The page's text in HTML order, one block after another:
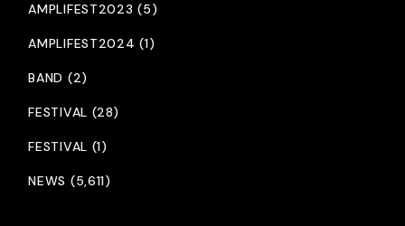
AMPLIFEST2023 (5)
AMPLIFEST2024 (1)
BAND (2)
FESTIVAL (28)
FESTIVAL (1)
NEWS (5,611)